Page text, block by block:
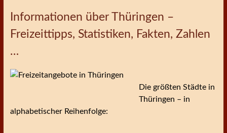
Informationen über Thüringen –
Freizeittipps, Statistiken, Fakten, Zahlen
…
Die größten Städte in
Thüringen – in
alphabetischer Reihenfolge: